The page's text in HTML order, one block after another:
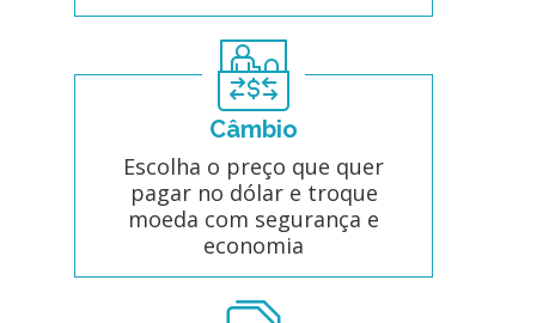
Câmbio
Escolha o preço que quer
pagar no dólar e troque
moeda com segurança e
economia